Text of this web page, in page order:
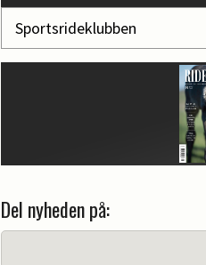
Sportsrideklubben
Del nyheden på: